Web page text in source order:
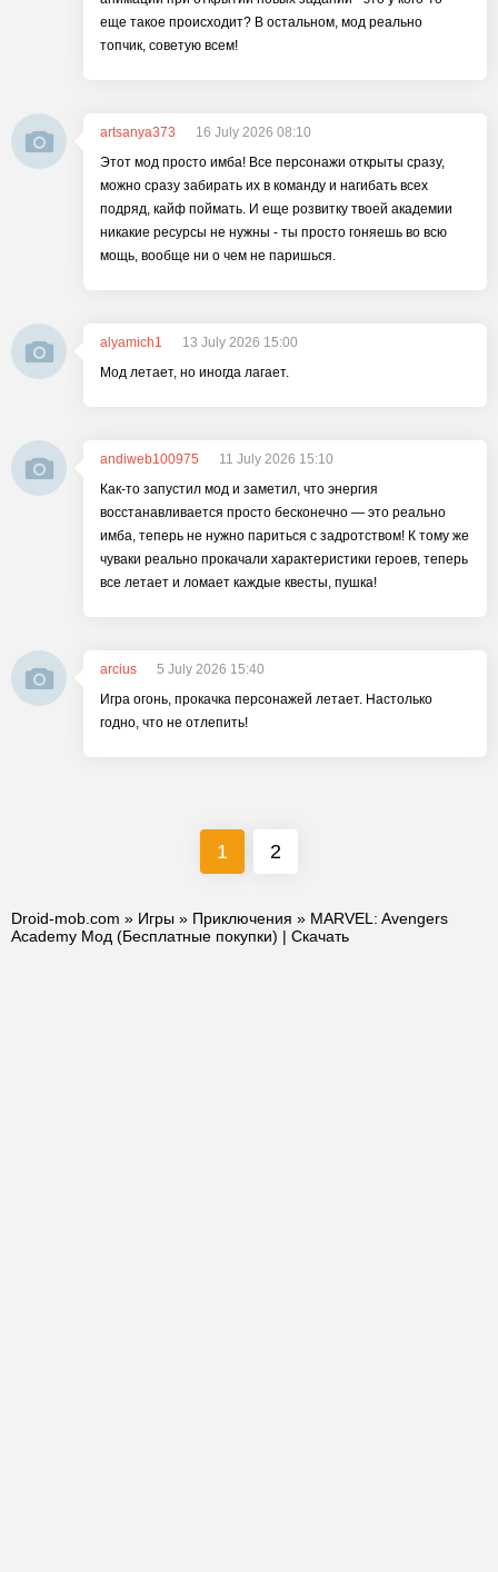
еще такое происходит? В остальном, мод реально
топчик, советую всем!
artsanya373
16 July 2026 08:10
Этот мод просто имба! Все персонажи открыты сразу,
можно сразу забирать их в команду и нагибать всех
подряд, кайф поймать. И еще розвитку твоей академии
никакие ресурсы не нужны - ты просто гоняешь во всю
мощь, вообще ни о чем не паришься.
alyamich1
13 July 2026 15:00
Мод летает, но иногда лагает.
andiweb100975
11 July 2026 15:10
Как-то запустил мод и заметил, что энергия
восстанавливается просто бесконечно — это реально
имба, теперь не нужно париться с задротством! К тому же
чуваки реально прокачали характеристики героев, теперь
все летает и ломает каждые квесты, пушка!
arcius
5 July 2026 15:40
Игра огонь, прокачка персонажей летает. Настолько
годно, что не отлепить!
1 2
Droid-mob.com » Игры » Приключения » MARVEL: Avengers
Academy Мод (Бесплатные покупки) | Скачать